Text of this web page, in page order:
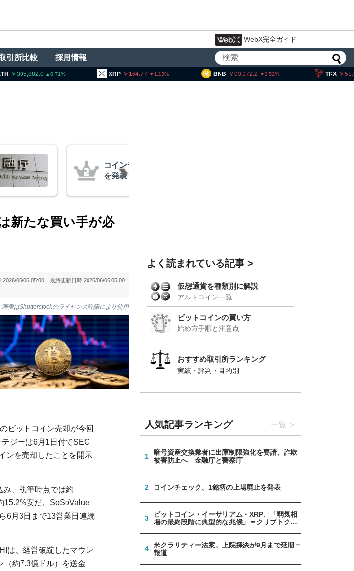
WebX完全ガイド
引所比較 採用情報
XRP 1.13 BNB 0.52 TRX 0.52
ビットコイン・イーサリアム・
XRP、「弱気相場の最終段階に典型
新たな買い手が必
:2026/06/06 05:00 最終更新日時:2026/06/06 05:00
画像はShutterstockのライセンス許諾により使用
ビットコイン売却が今回
ジーは6月1日付でSEC
ンを売却したことを開示
み、執筆時点では約
15.2%安だ。SoSoValue
6月3日まで13営業日連続
は、経営破綻したマウン
（約7.3億ドル）を送金
よく読まれている記事
仮想通貨を種類別に解説
アルトコイン一覧
ビットコインの買い方
始め方手順と注意点
おすすめ取引所ランキング
実績・評判・目的別
人気記事ランキング 一覧
1
暗号資産交換業者に出庫制限強化を要請、詐欺
被害防止へ 金融庁と警察庁
2 コインチェック、1銘柄の上場廃止を発表
3
ビットコイン・イーサリアム・XRP、「弱気相
場の最終段階に典型的な兆候」＝クリプトクア
4
米クラリティー法案、上院採決が9月まで延期＝
報道